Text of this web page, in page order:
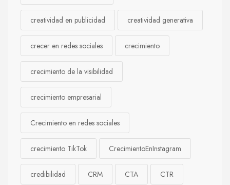
creatividad en publicidad creatividad generativa
crecer en redes sociales crecimiento
crecimiento de la visibilidad
crecimiento empresarial
Crecimiento en redes sociales
crecimiento TikTok CrecimientoEnInstagram
credibilidad CRM CTA CTR